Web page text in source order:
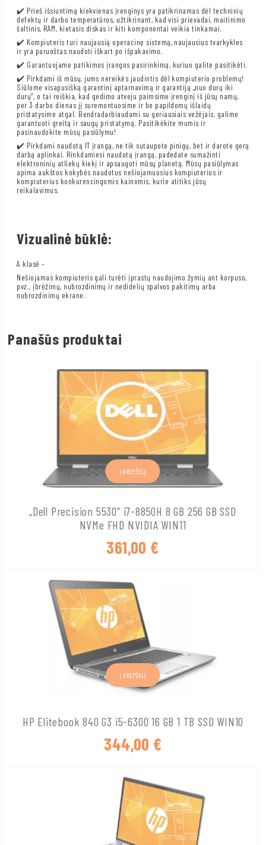
✔️ Prieš išsiuntimą kiekvienas įrenginys yra patikrinamas dėl techninių
defektų ir darbo temperatūros, užtikrinant, kad visi prievadai, maitinimo
šaltinis, RAM, kietasis diskas ir kiti komponentai veikia tinkamai.
✔️ Kompiuteris turi naujausią operacinę sistemą, naujausius tvarkykles
ir yra paruoštas naudoti iškart po išpakavimo.
✔️ Garantuojame patikimos įrangos pasirinkimą, kuriuo galite pasitikėti.
✔️ Pirkdami iš mūsų, jums nereikės jaudintis dėl kompiuterio problemų!
Siūlome visapusišką garantinį aptarnavimą ir garantiją „nuo durų iki
durų“, o tai reiškia, kad gedimo atveju paimsime įrenginį iš jūsų namų,
per 3 darbo dienas jį suremontuosime ir be papildomų išlaidų
pristatysime atgal. Bendradarbiaudami su geriausiais vežėjais, galime
garantuoti greitą ir saugų pristatymą. Pasitikėkite mumis ir
pasinaudokite mūsų pasiūlymu!
✔️ Pirkdami naudotą IT įrangą, ne tik sutaupote pinigų, bet ir darote gerą
darbą aplinkai. Rinkdamiesi naudotą įrangą, padedate sumažinti
elektroninių atliekų kiekį ir apsaugoti mūsų planetą. Mūsų pasiūlymas
apima aukštos kokybės naudotus nešiojamuosius kompiuterius ir
kompiuterius konkurencingomis kainomis, kurie atitiks jūsų
reikalavimus.
Vizualinė būklė:
A klasė –
Nešiojamas kompiuteris gali turėti įprastų naudojimo žymių ant korpuso,
pvz., įbrėžimų, nubrozdinimų ir nedidelių spalvos pakitimų arba
nubrozdinimų ekrane.
Panašūs produktai
„Dell Precision 5530“ i7-8850H 8 GB 256 GB SSD
NVMe FHD NVIDIA WIN11
361,00 €
Į KREPŠELĮ
HP Elitebook 840 G3 i5-6300 16 GB 1 TB SSD WIN10
344,00 €
Į KREPŠELĮ